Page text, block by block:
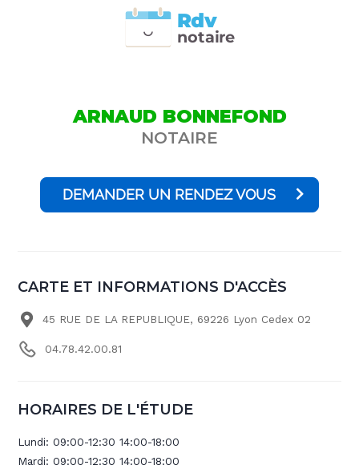
notaire
Rdv
ARNAUD BONNEFOND
NOTAIRE
DEMANDER UN RENDEZ VOUS
CARTE ET INFORMATIONS D'ACCÈS
45 RUE DE LA REPUBLIQUE, 69226 Lyon Cedex 02
04.78.42.00.81
HORAIRES DE L'ÉTUDE
Lundi:09:00-12:30 14:00-18:00
Mardi:09:00-12:30 14:00-18:00